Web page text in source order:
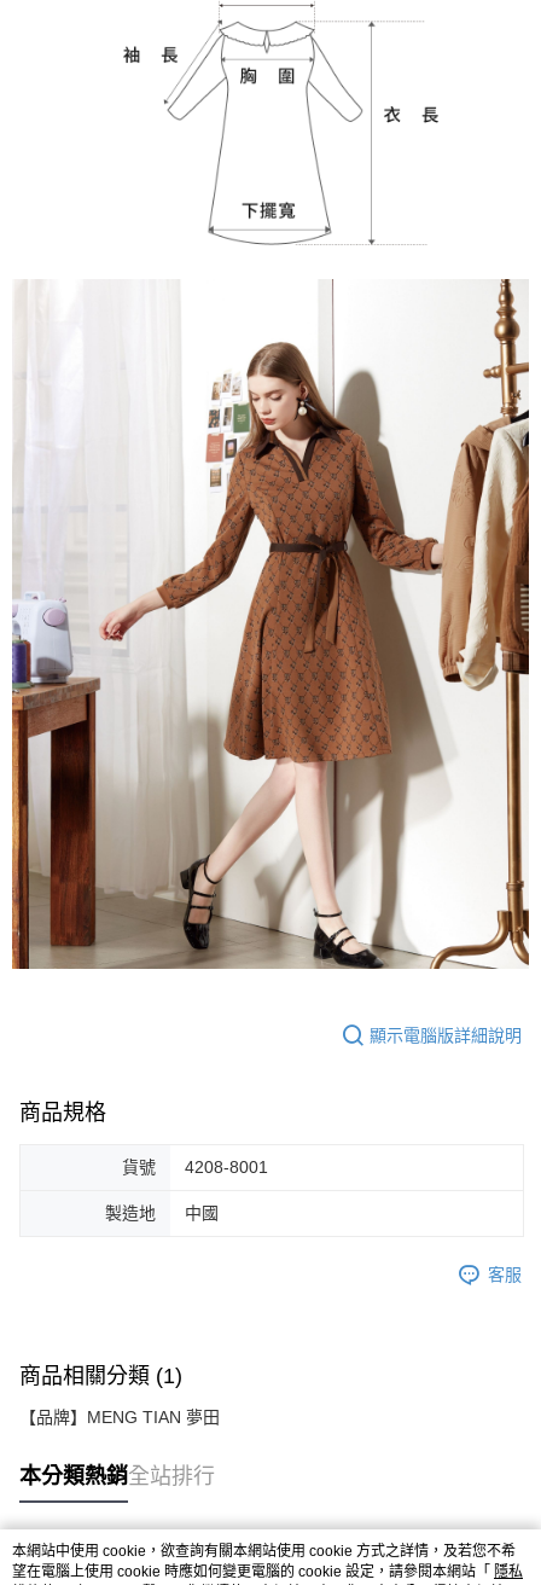
顯示電腦版詳細說明
商品規格
貨號 4208-8001
製造地 中國
客服
商品相關分類 (1)
【品牌】MENG TIAN 夢田
本分類熱銷全站排行
熱門標籤
本網站中使用 cookie，欲查詢有關本網站使用 cookie 方式之詳情，及若您不希
望在電腦上使用 cookie 時應如何變更電腦的 cookie 設定，請參閱本網站「 隱私